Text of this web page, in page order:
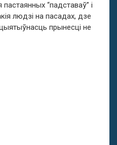
“падставаў” і
людзі на пасадах, дзе
прынесці не